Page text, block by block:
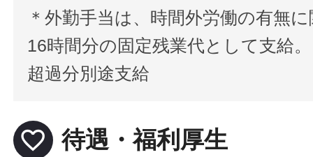
＊外勤手当は、時間外労働の有無
16時間分の固定残業代として支給。
超過分別途支給
favorite_border 待遇・福利厚生